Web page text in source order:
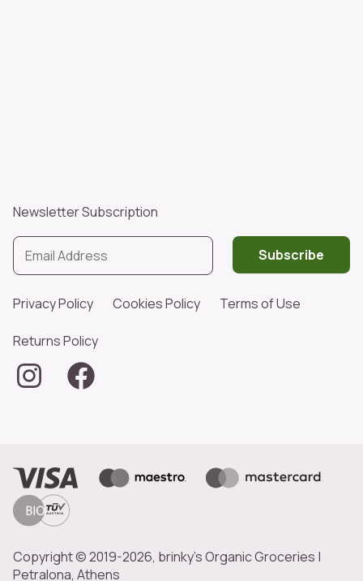
Newsletter Subscription
Subscribe
Privacy Policy Cookies Policy Terms of Use
Returns Policy
Copyright © 2019-2026, brinky's Organic Groceries |
Petralona, Athens